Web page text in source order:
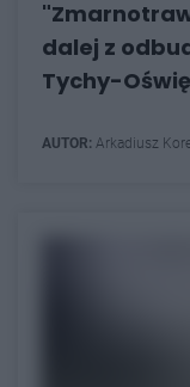
dalej z
Tychy-
AUTOR: Arkadiusz